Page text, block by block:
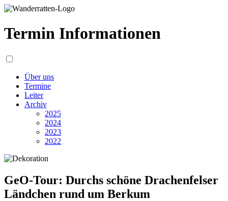
Termin Informationen
Über uns
Termine
Leiter
Archiv
2025
2024
2023
2022
GeO-Tour: Durchs schöne Drachenfelser
Ländchen rund um Berkum